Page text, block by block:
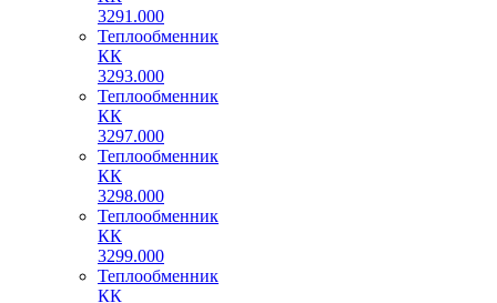
3291.000
Теплообменник
КК
3293.000
Теплообменник
КК
3297.000
Теплообменник
КК
3298.000
Теплообменник
КК
3299.000
Теплообменник
КК